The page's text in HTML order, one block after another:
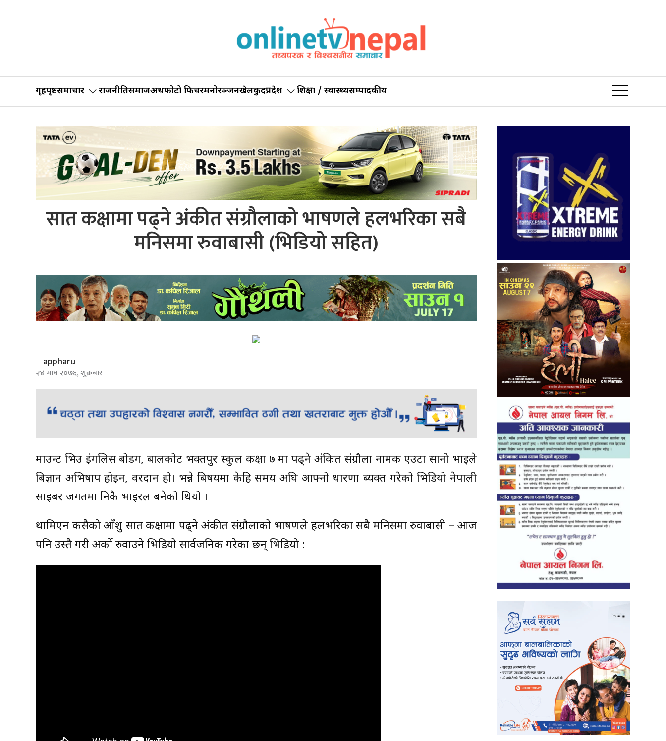
गृहपृष्ठसमाचार राजनीतिसमाजअर्थफोटो फिचरमनोरञ्जनखेलकुदप्रदेश शिक्षा / स्वास्थ्यसम्पादकीय
सात कक्षामा पढ्ने अंकीत संग्रौलाको भाषणले हलभरिका सबै
मनिसमा रुवाबासी (भिडियो सहित)
appharu
२४ माघ २०७६, शुक्रबार
माउन्ट भिउ इंगलिस बोर्डिंग, बालकोट भक्तपुर स्कुल कक्षा ७ मा पढ्ने अंकित संग्रौला नामक एउटा सानो भाइले
बिज्ञान अभिषाप होइन, वरदान हो। भन्ने बिषयमा केहि समय अघि आफ्नो धारणा ब्यक्त गरेको भिडियो नेपाली
साइबर जगतमा निकै भाइरल बनेको थियो ।
थामिएन कसैको आँशु सात कक्षामा पढ्ने अंकीत संग्रौलाको भाषणले हलभरिका सबै मनिसमा रुवाबासी – आज
पनि उस्तै गरी अर्को रुवाउने भिडियो सार्वजनिक गरेका छन् भिडियो :